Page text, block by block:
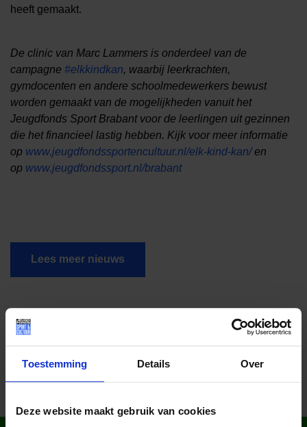
Toestemming Details Over
Deze website maakt gebruik van cookies
heeft gemaakt.
De clinic van Marc Lammers is onderdeel van de
campagne #elkkindkan, waarbij leerkrachten,
gymdocenten en andere schoolmedewerkers bewust
worden gemaakt van de mogelijkheden vanuit het
Jeugdfonds Sport Brabant voor de leerlingen uit gezinnen
die het financieel lastig hebben. Kijk voor meer informatie
op www.jeugdfondssportencultuur.nl/elk-kind-kan/en
op www.jeugdfondssport.nl/brabant
Lees meer nieuws
Deel dit bericht op social media!